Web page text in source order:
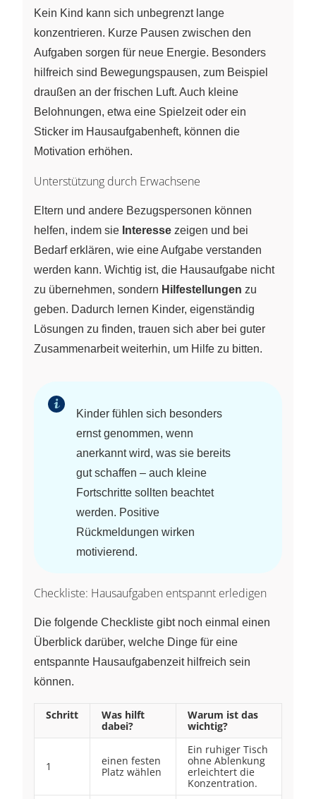
Kein Kind kann sich unbegrenzt lange
konzentrieren. Kurze Pausen zwischen den
Aufgaben sorgen für neue Energie. Besonders
hilfreich sind Bewegungspausen, zum Beispiel
draußen an der frischen Luft. Auch kleine
Belohnungen, etwa eine Spielzeit oder ein
Sticker im Hausaufgabenheft, können die
Motivation erhöhen.
Unterstützung durch Erwachsene
Eltern und andere Bezugspersonen können
helfen, indem sie Interesse zeigen und bei
Bedarf erklären, wie eine Aufgabe verstanden
werden kann. Wichtig ist, die Hausaufgabe nicht
zu übernehmen, sondern Hilfestellungen zu
geben. Dadurch lernen Kinder, eigenständig
Lösungen zu finden, trauen sich aber bei guter
Zusammenarbeit weiterhin, um Hilfe zu bitten.
Kinder fühlen sich besonders
ernst genommen, wenn
anerkannt wird, was sie bereits
gut schaffen – auch kleine
Fortschritte sollten beachtet
werden. Positive
Rückmeldungen wirken
motivierend.
Checkliste: Hausaufgaben entspannt erledigen
Die folgende Checkliste gibt noch einmal einen
Überblick darüber, welche Dinge für eine
entspannte Hausaufgabenzeit hilfreich sein
können.
Schritt
Was hilft
dabei?
Warum ist das
wichtig?
1
einen festen
Platz wählen
Ein ruhiger Tisch
ohne Ablenkung
erleichtert die
Konzentration.